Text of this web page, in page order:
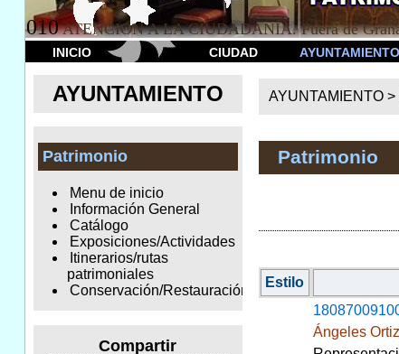
010 ATENCION A LA CIUDADANÍA. Fuera de
INICIO CIUDAD AYUNTAMIENTO
AYUNTAMIENTO
Patrimonio
Menu de inicio
Información General
Catálogo
Exposiciones/Actividades
Itinerarios/rutas
patrimoniales
Conservación/Restauración
Compartir
AYUNTAMIENTO >
Patrimonio
Estilo
Ángeles